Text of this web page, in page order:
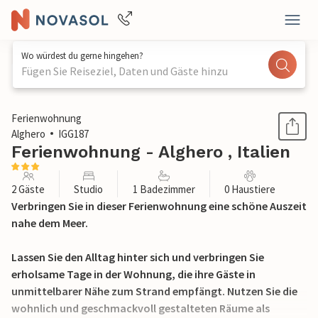
Wo würdest du gerne hingehen?
Fügen Sie Reiseziel, Daten und Gäste hinzu
1 / 26
Ferienwohnung
Alghero
IGG187
Ferienwohnung - Alghero , Italien
2 Gäste Studio 1 Badezimmer 0 Haustiere
Verbringen Sie in dieser Ferienwohnung eine schöne Auszeit
nahe dem Meer.
Lassen Sie den Alltag hinter sich und verbringen Sie
erholsame Tage in der Wohnung, die ihre Gäste in
unmittelbarer Nähe zum Strand empfängt. Nutzen Sie die
wohnlich und geschmackvoll gestalteten Räume als